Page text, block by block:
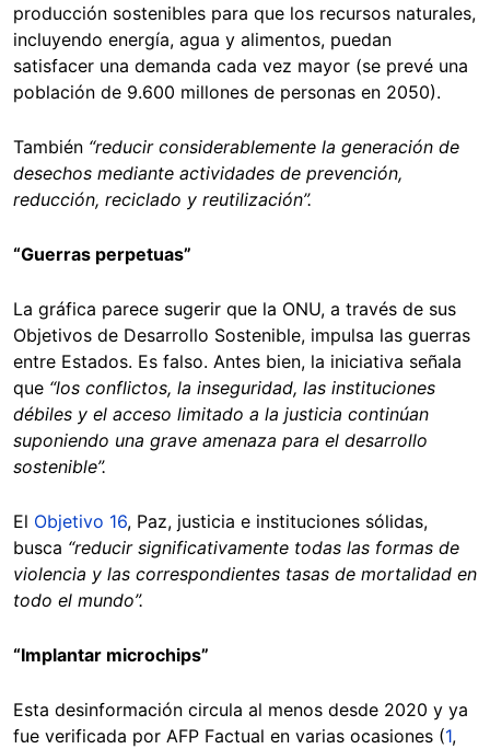
producción sostenibles para que los recursos naturales,
incluyendo energía, agua y alimentos, puedan
satisfacer una demanda cada vez mayor (se prevé una
población de 9.600 millones de personas en 2050).
También “reducir considerablemente la generación de
desechos mediante actividades de prevención,
reducción, reciclado y reutilización”.
“Guerras perpetuas”
La gráfica parece sugerir que la ONU, a través de sus
Objetivos de Desarrollo Sostenible, impulsa las guerras
entre Estados. Es falso. Antes bien, la iniciativa señala
que “los conflictos, la inseguridad, las instituciones
débiles y el acceso limitado a la justicia continúan
suponiendo una grave amenaza para el desarrollo
sostenible”.
El Objetivo 16, Paz, justicia e instituciones sólidas,
busca “reducir significativamente todas las formas de
violencia y las correspondientes tasas de mortalidad en
todo el mundo”.
“Implantar microchips”
Esta desinformación circula al menos desde 2020 y ya
fue verificada por AFP Factual en varias ocasiones (1,